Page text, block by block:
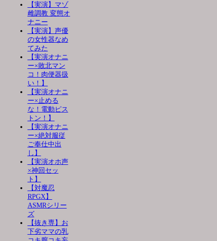
【実演】マゾ
雌調教 変態オ
ナニー
【実演】声優
の女性器なめ
てみた
【実演オナニ
ー×敗北マン
コ！肉便器扱
い！】
【実演オナニ
ー×止める
な！電動ピス
トン！】
【実演オナニ
ー×絶対服従
ご奉仕中出
し】
【実演オホ声
×神回セッ
ト】
【対魔忍
RPGX】
ASMRシリー
ズ
【抜き専】お
下劣ママの乳